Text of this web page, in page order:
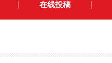
在线投稿